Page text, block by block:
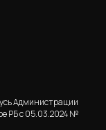
Администрации
РБ с 05.03.2024 №